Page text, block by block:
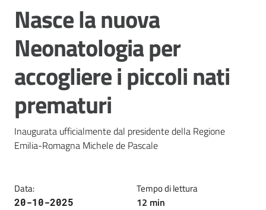
Sanitaria Locale
di Piacenza
e
di
cura
fare
per...
Salta al contenuto
Nasce la nuova
Neonatologia per
accogliere i piccoli nati
prematuri
Inaugurata ufficialmente dal presidente della Regione
Emilia-Romagna Michele de Pascale
Data:
20-10-2025
Tempo di lettura
12 min